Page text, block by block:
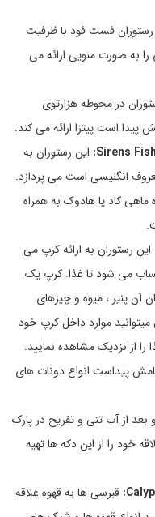
رستوران فست فود با ظرفیت
را به صورت منویی ارائه می
در محوطه هزارتوی
پیدا است پیتزا ارائه می کند.
این رستوران به
انگلیسی است می پردازد.
کاد یا هادوک به همراه
این رستوران به ارائه کرپ می
می شود تا غذا. کرپ یک
پنیر ، میوه و چیزهای
موارد داخل کرپ خود
را از نزدیک مشاهده نمایید.
پیداست انواع دونات های
بعد از آب تنی و تفریح در پارک
خود را از این دکه ها تهیه
قبرسی ها به قهوه علاقه